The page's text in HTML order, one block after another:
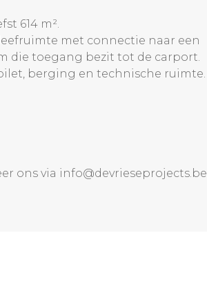
614 m².
met connectie naar een
die toegang bezit tot de carport.
berging en technische ruimte.
ons via info@devrieseprojects.be